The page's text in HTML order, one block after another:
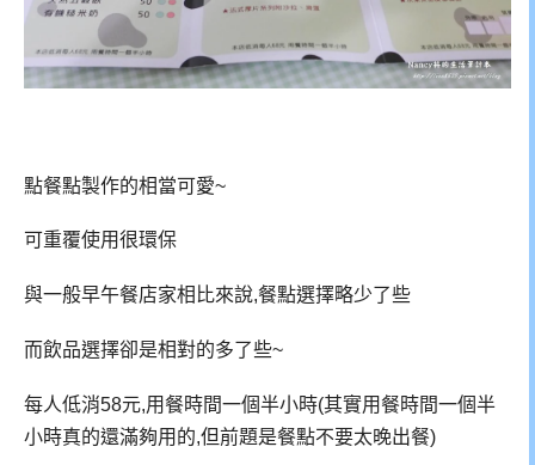
點餐點製作的相當可愛~
可重覆使用很環保
與一般早午餐店家相比來說,餐點選擇略少了些
而飲品選擇卻是相對的多了些~
每人低消58元,用餐時間一個半小時(其實用餐時間一個半
小時真的還滿夠用的,但前題是餐點不要太晚出餐)